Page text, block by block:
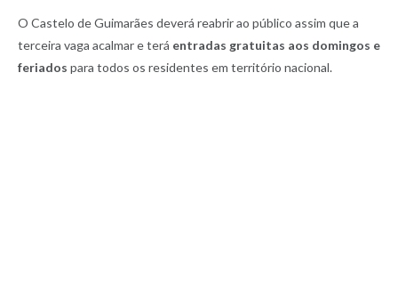
O Castelo de Guimarães deverá reabrir ao público assim que a
terceira vaga acalmar e terá entradas gratuitas aos domingos e
feriados para todos os residentes em território nacional.